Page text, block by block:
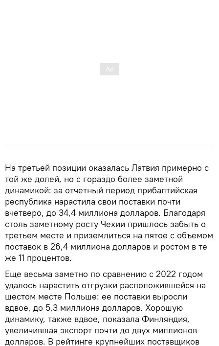
На третьей позиции оказалась Латвия примерно с
той же долей, но с гораздо более заметной
динамикой: за отчетный период прибалтийская
республика нарастила свои поставки почти
вчетверо, до 34,4 миллиона долларов. Благодаря
столь заметному росту Чехии пришлось забыть о
третьем месте и приземлиться на пятое с объемом
поставок в 26,4 миллиона долларов и ростом в те
же 11 процентов.
Еще весьма заметно по сравнению с 2022 годом
удалось нарастить отгрузки расположившейся на
шестом месте Польше: ее поставки выросли
вдвое, до 5,3 миллиона долларов. Хорошую
динамику, также вдвое, показала Финляндия,
увеличившая экспорт почти до двух миллионов
долларов. В рейтинге крупнейших поставщиков